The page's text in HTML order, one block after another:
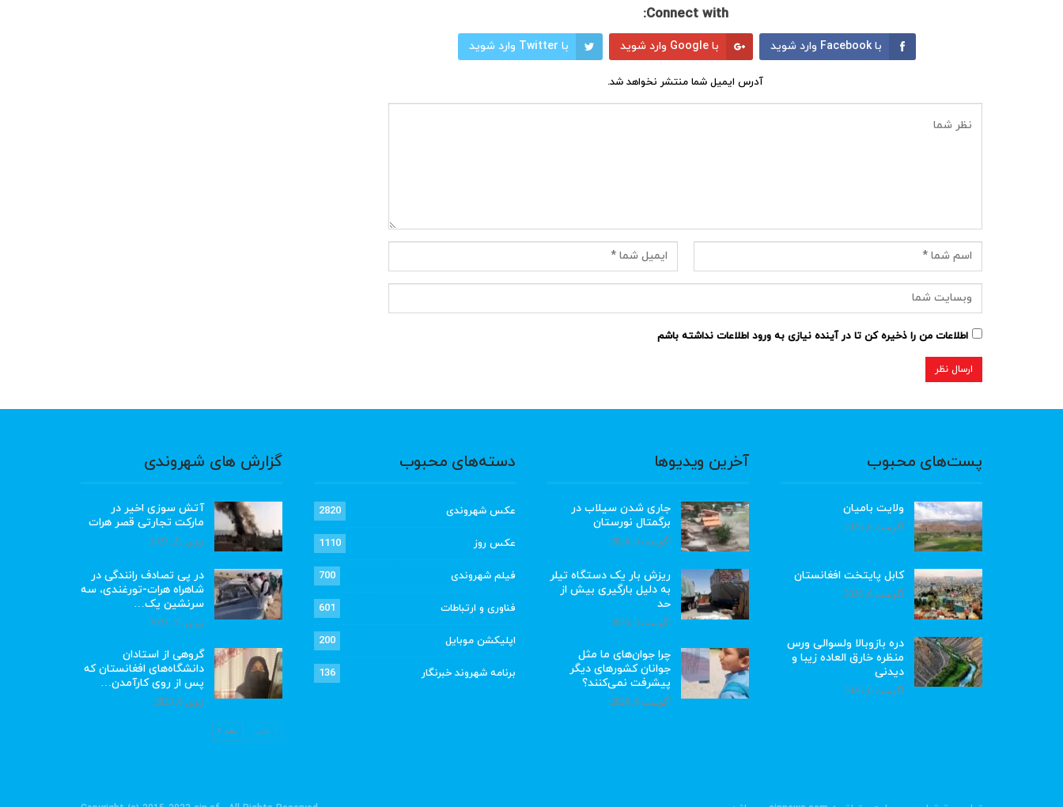
Connect with:
با Facebook وارد شوید با Google وارد شوید با Twitter وارد شوید
آدرس ایمیل شما منتشر نخواهد شد.
اطلاعات من را ذخیره کن تا در آینده نیازی به ورود اطلاعات نداشته باشم
پست‌های محبوب
ولایت بامیان
آگوست 6, 2026
کابل پایتخت افغانستان
آگوست 6, 2026
دره بازوبالا ولسوالی ورس
منظره خارق العاده زیبا و
دیدنی
آگوست 6, 2026
آخرین ویدیوها
جاری شدن سیلاب در
برگمتال نورستان
آگوست 6, 2026
ریزش بار یک دستگاه تیلر
به دلیل بارگیری بیش از
حد
آگوست 6, 2026
چرا جوان‌های ما مثل
جوانان کشورهای دیگر
پیشرفت نمی‌کنند؟
آگوست 6, 2026
دسته‌های محبوب
عکس شهروندی 2820
عکس روز 1110
فیلم شهروندی 700
فناوری و ارتباطات 601
اپلیکشن موبایل 200
برنامه شهروند خبرنگار 136
گزارش های شهروندی
آتش سوزی اخیر در
مارکت تجارتی قصر هرات
ژوئن 22, 2023
در پی تصادف رانندگی در
شاهراه هرات-تورغندی، سه
سرنشین یک…
ژوئن 15, 2023
گروهی از استادان
دانشگاه‌های افغانستان که
پس از روی کارآمدن…
ژوئن 6, 2023
قبلی بعد